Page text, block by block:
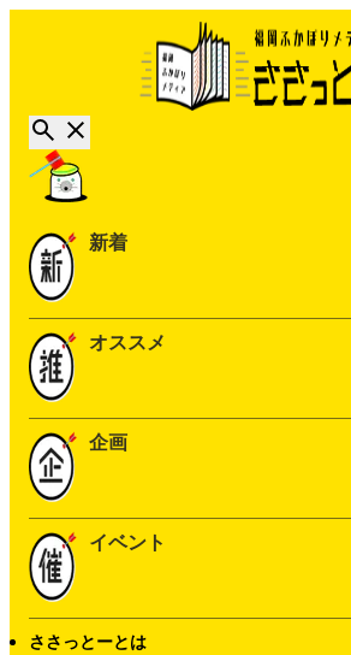
新着
オススメ
企画
イベント
ささっとーとは